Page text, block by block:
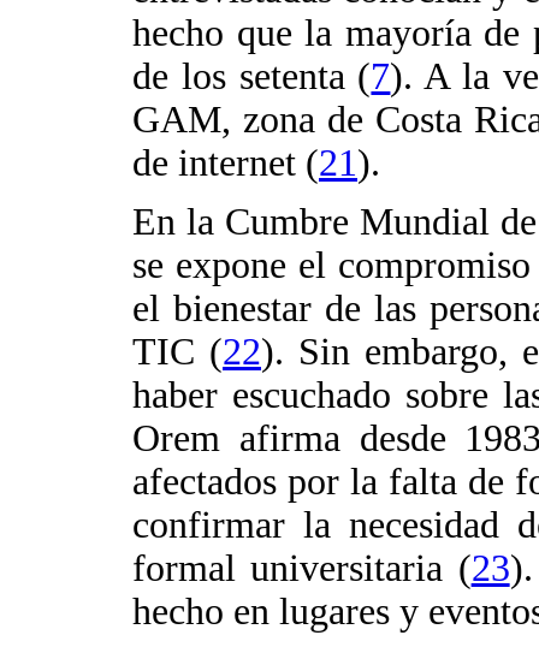
hecho que la mayoría de
de los setenta (7). A la
GAM, zona de Costa
de internet (21).
En la Cumbre Mundial
se expone el
el bienestar de las
TIC (22). Sin embargo,
haber escuchado sobre
Orem afirma desde
afectados por la falta de
confirmar la necesidad
formal universitaria (23
hecho en lugares y